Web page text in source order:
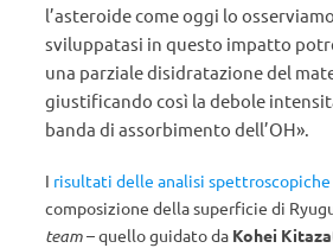
l’asteroide come oggi lo
sviluppatasi in questo impatto
una parziale disidratazione del
giustificando così la debole
banda di assorbimento dell’OH».
I risultati delle analisi spettroscopiche
composizione della superficie di
team– quello guidato da Kohei